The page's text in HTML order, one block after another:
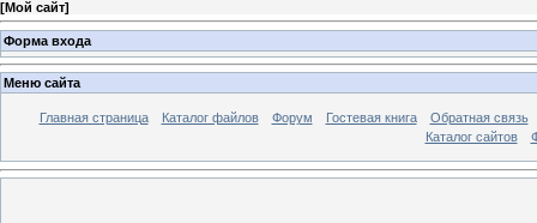
[Мой сайт]
Форма входа
Меню сайта
Главная страница Каталог файлов Форум Гостевая книга
Обратная связь
Каталог сайтов